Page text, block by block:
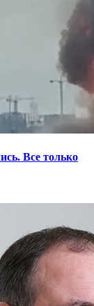
Все только